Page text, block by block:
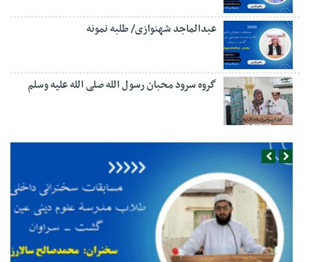
عبدالماجد شهنوازی/ طلبه نمونه
گروه سرود محبان رسول الله صلی الله علیه وسلم